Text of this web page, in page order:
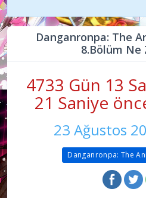
Danganronpa: The
8.Bölüm Ne
4733 Gün 13
21 Saniye
23 Ağustos
Danganronpa: The